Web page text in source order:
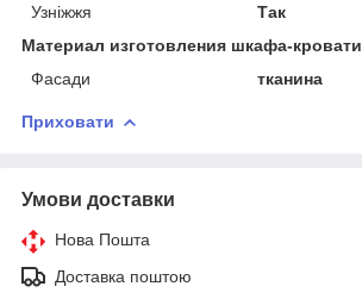
Узніжжя
Так
Материал изготовления шкафа-кровати
Фасади
тканина
Приховати
Умови доставки
Нова Пошта
Доставка поштою